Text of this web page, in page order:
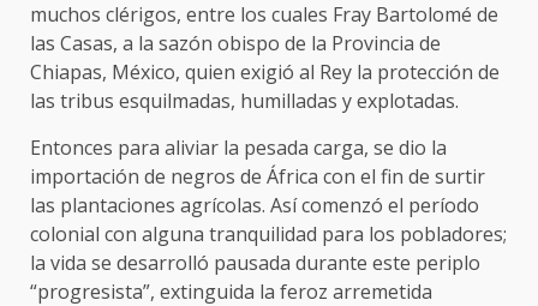
muchos clérigos, entre los cuales Fray Bartolomé de
las Casas, a la sazón obispo de la Provincia de
Chiapas, México, quien exigió al Rey la protección de
las tribus esquilmadas, humilladas y explotadas.
Entonces para aliviar la pesada carga, se dio la
importación de negros de África con el fin de surtir
las plantaciones agrícolas. Así comenzó el período
colonial con alguna tranquilidad para los pobladores;
la vida se desarrolló pausada durante este periplo
“progresista”, extinguida la feroz arremetida